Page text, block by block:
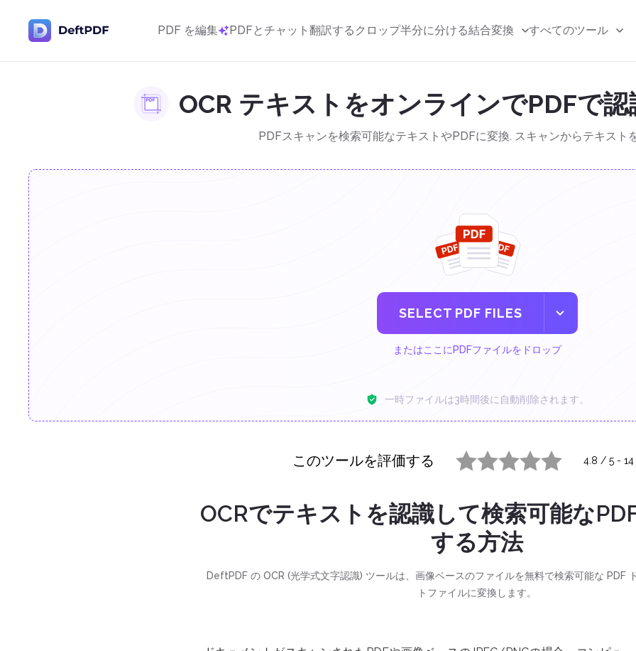
PDF を編集 PDFとチャット翻訳する クロップ半分に分ける結合変換 すべてのツール
OCR テキストをオンラインでPDFで
PDFスキャンを検索可能なテキストやPDFに変換. スキャンからテキスト
SELECT PDF FILES
またはここにPDFファイルをドロップ
一時ファイルは3時間後に自動削除されます。
このツールを評価する 4.8 / 5 - 14
OCRでテキストを認識して検索可能な
する方法
DeftPDF の OCR (光学式文字認識) ツールは、画像ベースのファイルを無料で検索可能な PDF
トファイルに変換します。